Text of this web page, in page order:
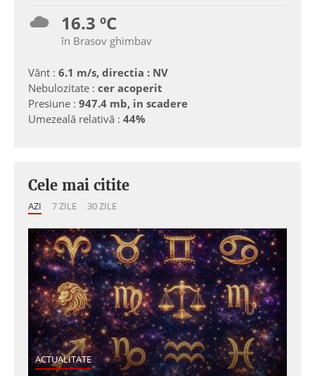
16.3 ºC
în Brasov ghimbav
Vânt : 6.1 m/s, directia : NV
Nebulozitate : cer acoperit
Presiune : 947.4 mb, in scadere
Umezeală relativă : 44%
Cele mai citite
AZI 7 ZILE 30 ZILE
ACTUALITATE